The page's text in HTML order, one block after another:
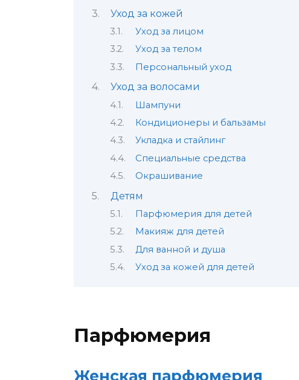
Уход за кожей
Уход за лицом
Уход за телом
Персональный уход
Уход за волосами
Шампуни
Кондиционеры и бальзамы
Укладка и стайлинг
Специальные средства
Окрашивание
Детям
Парфюмерия для детей
Макияж для детей
Для ванной и душа
Уход за кожей для детей
Парфюмерия
Женская парфюмерия